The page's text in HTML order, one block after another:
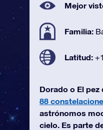
Mejor
Familia:
Latitud:
Dorado o El pez
88
astrónomos
cielo. Es parte